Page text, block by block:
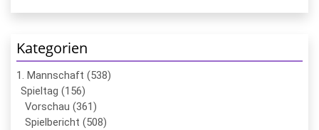
Kategorien
1. Mannschaft (538)
Spieltag (156)
Vorschau (361)
Spielbericht (508)